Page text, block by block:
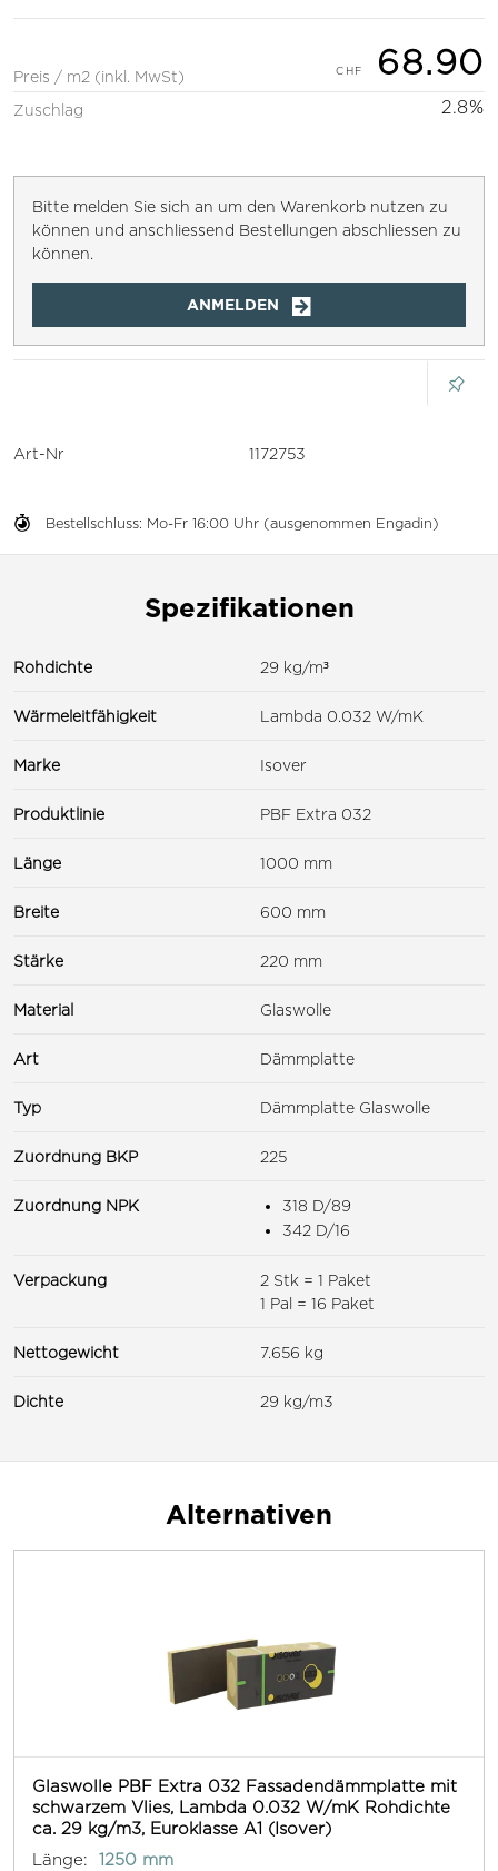
Preis / m2 (inkl. MwSt) 68.90
Zuschlag 2.8%
Bitte melden Sie sich an um den Warenkorb nutzen zu
können und anschliessend Bestellungen abschliessen zu
können.
ANMELDEN
Bestellschluss: Mo-Fr 16:00 Uhr (ausgenommen Engadin)
Art-Nr 1172753
Spezifikationen
Rohdichte 29 kg/m³
Wärmeleitfähigkeit Lambda 0.032 W/mK
Marke Isover
Produktlinie PBF Extra 032
Länge 1000 mm
Breite 600 mm
Stärke 220 mm
Material Glaswolle
Art Dämmplatte
Typ Dämmplatte Glaswolle
Zuordnung BKP 225
Zuordnung NPK
318 D/89
342 D/16
Verpackung
2 Stk = 1 Paket
1 Pal = 16 Paket
Nettogewicht 7.656 kg
Dichte 29 kg/m3
Alternativen
Glaswolle PBF Extra 032 Fassadendämmplatte mit
schwarzem Vlies, Lambda 0.032 W/mK Rohdichte
ca. 29 kg/m3, Euroklasse A1 (Isover)
Länge:
1250 mm